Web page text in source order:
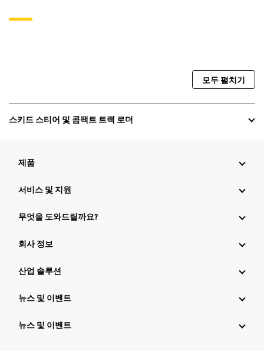
모두 펼치기
스키드 스티어 및 콤팩트 트랙 로더
제품
서비스 및 지원
무엇을 도와드릴까요?
회사 정보
산업 솔루션
뉴스 및 이벤트
뉴스 및 이벤트